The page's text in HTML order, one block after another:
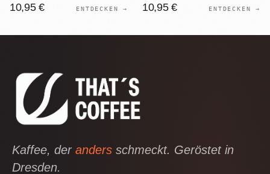
10,95 € ENTDECKEN → 10,95 € ENTDECKEN →
Kaffee, der anders schmeckt. Geröstet in
Dresden.